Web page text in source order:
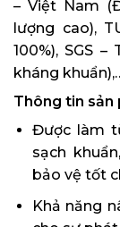
– Việt Nam
lượng cao),
100%), SGS –
kháng
Thông tin sản
Được làm
sạch
bảo vệ tốt
Khả năng